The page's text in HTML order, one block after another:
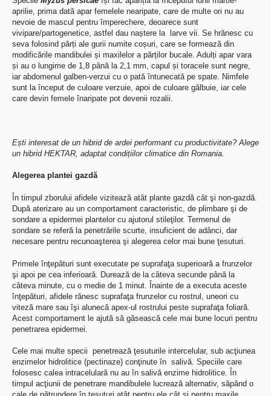
aprilie, prima dată apar femelele nearipate, care de multe ori nu au
nevoie de mascul pentru împerechere, deoarece sunt
vivipare/partogenetice, astfel dau naștere la larve vii. Se hrănesc cu
seva folosind părți ale gurii numite coșuri, care se formează din
modificările mandibulei și maxilelor a părților bucale. Adulți apar vara
și au o lungime de 1,8 până la 2,1 mm, capul și toracele sunt negre,
iar abdomenul galben-verzui cu o pată întunecată pe spate. Nimfele
sunt la început de culoare verzuie, apoi de culoare gălbuie, iar cele
care devin femele înaripate pot devenii rozalii.
Ești interesat de un hibrid de ardei performant cu productivitate? Alege
un hibrid HEKTAR, adaptat condițiilor climatice din Romania.
Alegerea plantei gazdă
În timpul zborului afidele vizitează atât plante gazdă cât şi non-gazdă.
După aterizare au un comportament caracteristic, de plimbare şi de
sondare a epidermei plantelor cu ajutorul stileţilor. Termenul de
sondare se referă la penetrările scurte, insuficient de adânci, dar
necesare pentru recunoaşterea şi alegerea celor mai bune ţesuturi.
Primele înţepături sunt executate pe suprafaţa superioară a frunzelor
şi apoi pe cea inferioară. Durează de la câteva secunde până la
câteva minute, cu o medie de 1 minut. Înainte de a executa aceste
înţepături, afidele rănesc suprafaţa frunzelor cu rostrul, uneori cu
viteză mare sau îşi alunecă apex-ul rostrului peste suprafaţa foliară.
Acest comportament le ajută să găsească cele mai bune locuri pentru
penetrarea epidermei.
Cele mai multe specii penetrează ţesuturile intercelular, sub acţiunea
enzimelor hidrolitice (pectinaze) conţinute în salivă. Speciile care
folosesc calea intracelulară nu au în salivă enzime hidrolitice. În
timpul acţiunii de penetrare mandibulele lucrează alternativ, săpând o